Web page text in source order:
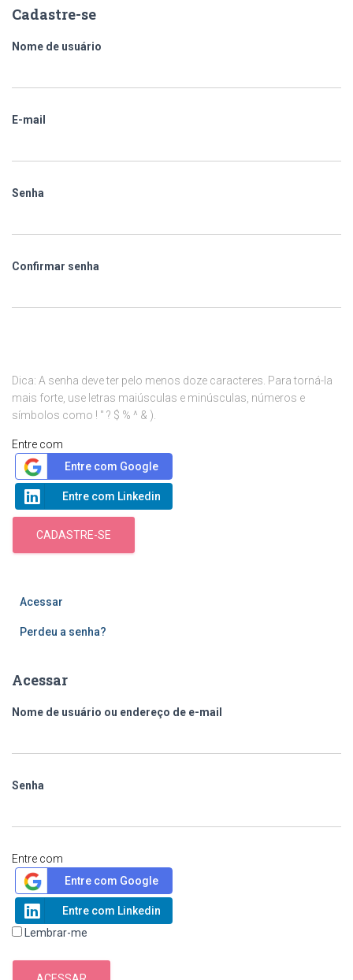
Cadastre-se
Nome de usuário
E-mail
Senha
Confirmar senha
Dica: A senha deve ter pelo menos doze caracteres. Para torná-la
mais forte, use letras maiúsculas e minúsculas, números e
símbolos como ! " ? $ % ^ & ).
Entre com
Entre com Google
Entre com Linkedin
CADASTRE-SE
Acessar
Perdeu a senha?
Acessar
Nome de usuário ou endereço de e-mail
Senha
Entre com
Entre com Google
Entre com Linkedin
Lembrar-me